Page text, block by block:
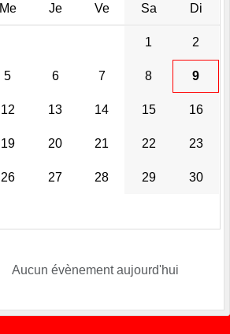
Me Je Ve Sa Di
1 2
5 6 7 8 9
12 13 14 15 16
19 20 21 22 23
26 27 28 29 30
Aucun évènement aujourd'hui